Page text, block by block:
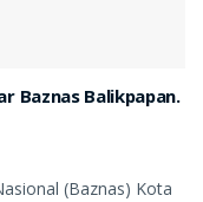
Baznas Balikpapan.
(Baznas) Kota